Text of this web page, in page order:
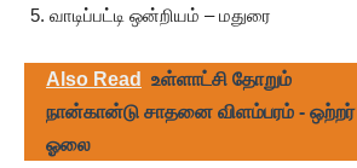
வாடிப்பட்டி ஒன்றியம் – மதுரை
Also Read
உள்ளாட்சி தோறும்
நான்கான்டு சாதனை விளம்பரம் - ஒற்றர்
ஓலை